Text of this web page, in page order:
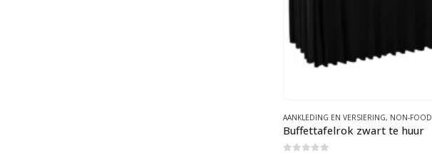
AANKLEDING EN VERSIERING, NON-FOOD
Buffettafelrok zwart te huur